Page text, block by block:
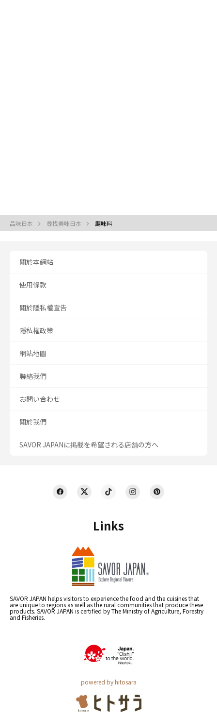
品味日本 尋找美味日本 調味料
Links
SAVOR JAPAN helps visitors to experience the food and the cuisines that
are unique to regions as well as the rural communities that produce these
products. SAVOR JAPAN is certified by The Ministry of Agriculture, Forestry
and Fisheries.
powered by hitosara
關於本網站
使用條款
關於隱私權宣告
隱私權政策
網站地圖
聯絡我們
お問い合わせ
關於我們
SAVOR JAPANに掲載を希望される店舗の方へ